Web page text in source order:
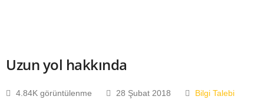
Uzun yol hakkında
4.84K görüntülenme 28 Şubat 2018 Bilgi Talebi